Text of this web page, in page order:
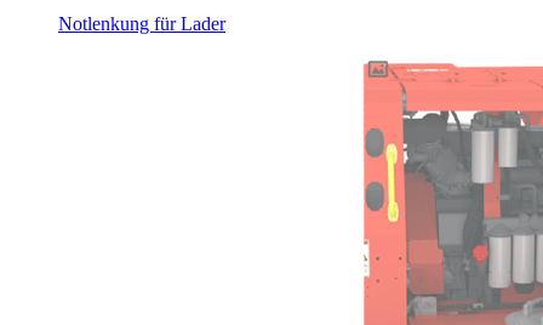
Notlenkung für Lader